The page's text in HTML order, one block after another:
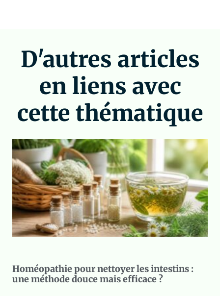
D'autres articles
en liens avec
cette thématique
Homéopathie pour nettoyer les intestins :
une méthode douce mais efficace ?